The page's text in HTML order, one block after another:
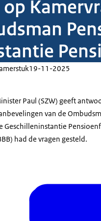
19-11-2025
Paul (SZW) geeft
van de
Geschilleninstantie
had de vragen gesteld.